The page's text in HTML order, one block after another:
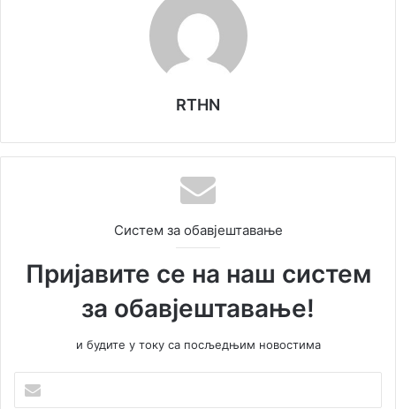
RTHN
Систем за обавјештавање
Пријавите се на наш систем
за обавјештавање!
и будите у току са посљедњим новостима
Вашу